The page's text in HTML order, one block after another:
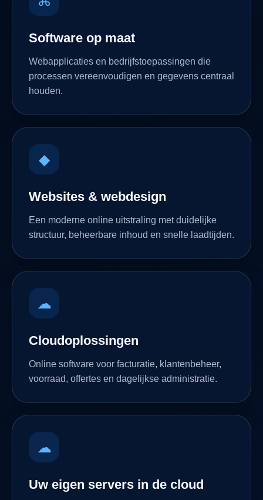
Software op maat
Webapplicaties en bedrijfstoepassingen die
processen vereenvoudigen en gegevens centraal
houden.
◆
Websites & webdesign
Een moderne online uitstraling met duidelijke
structuur, beheerbare inhoud en snelle laadtijden.
☁
Cloudoplossingen
Online software voor facturatie, klantenbeheer,
voorraad, offertes en dagelijkse administratie.
☁
Uw eigen servers in de cloud